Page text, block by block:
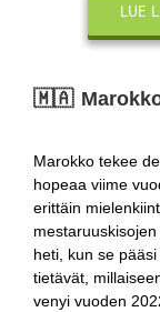
LUE
🇲🇦 Marokko
Marokko tekee
hopeaa viime
erittäin
heti, kun se
tietävät,
venyi vuoden